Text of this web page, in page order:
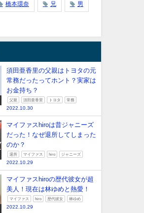
橋本環奈 兄 男
須田亜香里の父親はトヨタの元
常務だったってホント？実家は
お金持ち？
父親 須田亜香里 トヨタ 常務
2022.10.30
マイファスhiroは昔ジャニーズ
だった！なぜ退所してしまった
のか？
退所 マイファス hiro ジャニーズ
2022.10.29
マイファスhiroの歴代彼女が超
美人！現在は林ゆめと熱愛！
マイファス hiro 歴代彼女 林ゆめ
2022.10.29